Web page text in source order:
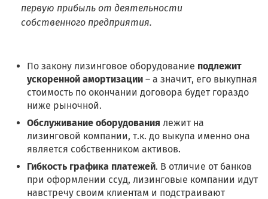
первую прибыль от деятельности
собственного предприятия.
По закону лизинговое оборудование подлежит
ускоренной амортизации – а значит, его выкупная
стоимость по окончании договора будет гораздо
ниже рыночной.
Обслуживание оборудования лежит на
лизинговой компании, т.к. до выкупа именно она
является собственником активов.
Гибкость графика платежей. В отличие от банков
при оформлении ссуд, лизинговые компании идут
навстречу своим клиентам и подстраивают